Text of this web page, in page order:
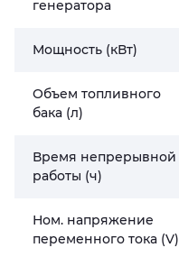
генератора
Мощность (кВт)
Объем топливного
бака (л)
Время непрерывной
работы (ч)
Ном. напряжение
переменного тока (V)